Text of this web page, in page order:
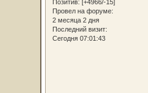
Позитив: [+4966/-15]
Провел на форуме:
2 месяца 2 дня
Последний визит:
Сегодня 07:01:43